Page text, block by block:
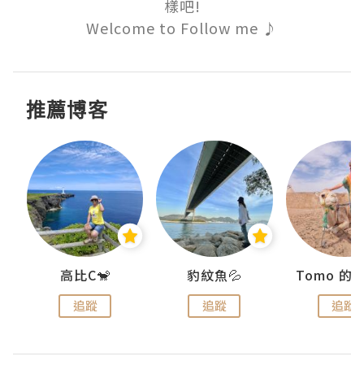
樣吧!
Welcome to Follow me ♪
推薦博客
高比C🐒
追蹤
豹紋魚💦
追蹤 追蹤